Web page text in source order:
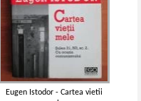
Eugen Istodor - Cartea vietii